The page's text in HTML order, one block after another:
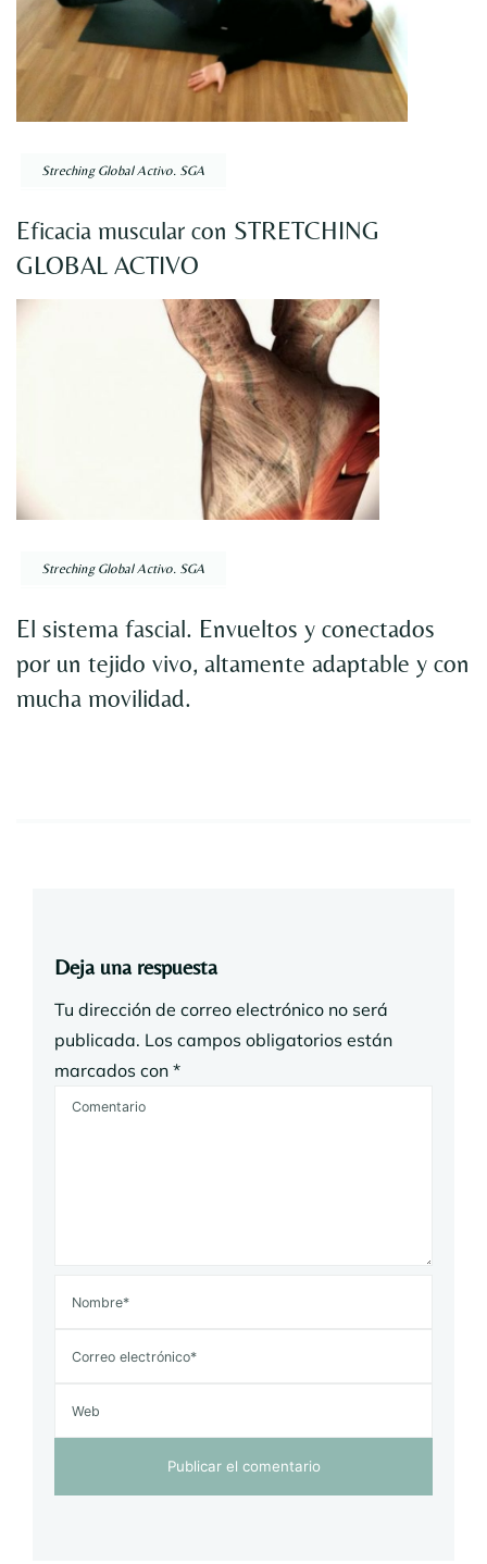
Streching Global Activo. SGA
Eficacia muscular con STRETCHING
GLOBAL ACTIVO
Streching Global Activo. SGA
El sistema fascial. Envueltos y conectados
por un tejido vivo, altamente adaptable y con
mucha movilidad.
Deja una respuesta
Tu dirección de correo electrónico no será
publicada. Los campos obligatorios están
marcados con *